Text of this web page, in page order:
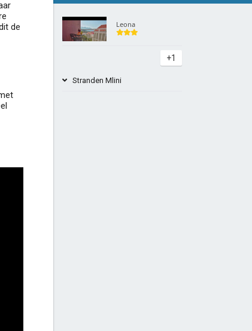
de
Leona
+1
Stranden Mlini